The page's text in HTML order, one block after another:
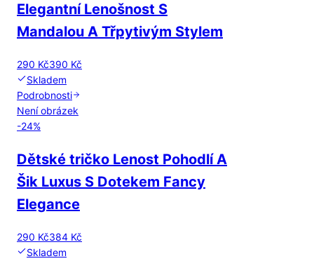
Elegantní Lenošnost S
Mandalou A Třpytivým Stylem
290 Kč390 Kč
Skladem
Podrobnosti
Není obrázek
-24%
Dětské tričko Lenost Pohodlí A
Šik Luxus S Dotekem Fancy
Elegance
290 Kč384 Kč
Skladem